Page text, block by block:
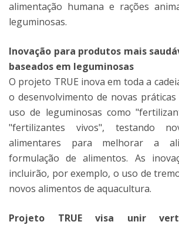
alimentação humana e rações
leguminosas.
Inovação para produtos mais
baseados em leguminosas
O projeto TRUE inova em toda a
o desenvolvimento de novas
uso de leguminosas como
"fertilizantes vivos", testando
alimentares para melhorar a
formulação de alimentos. As
incluirão, por exemplo, o uso de
novos alimentos de aquacultura.
Projeto TRUE visa unir